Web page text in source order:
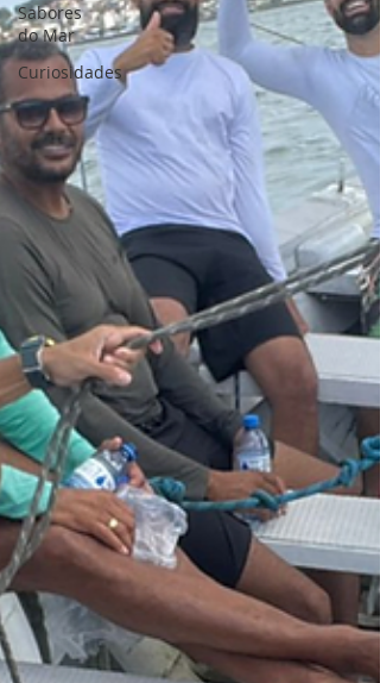
Sabores
do Mar
Curiosidades